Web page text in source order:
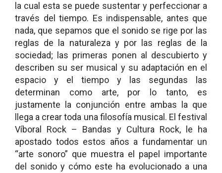
la cual esta se puede sustentar y perfeccionar a
través del tiempo. Es indispensable, antes que
nada, que sepamos que el sonido se rige por las
reglas de la naturaleza y por las reglas de la
sociedad; las primeras ponen al descubierto y
describen su ser musical y su adaptación en el
espacio y el tiempo y las segundas las
determinan como arte, por lo tanto, es
justamente la conjunción entre ambas la que
llega a crear toda una filosofía musical. El festival
Víboral Rock – Bandas y Cultura Rock, le ha
apostado todos estos años a fundamentar un
“arte sonoro” que muestra el papel importante
del sonido y cómo este ha evolucionado a una